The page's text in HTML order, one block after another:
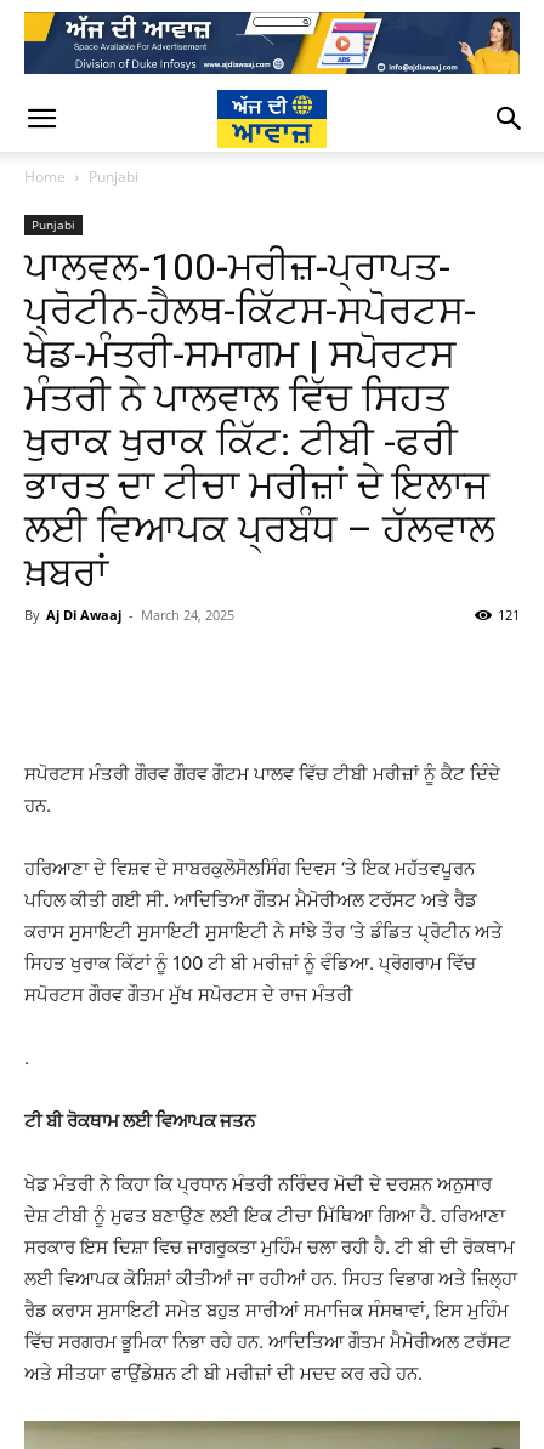
Home Punjabi
Punjabi
ਪਾਲਵਲ-100-ਮਰੀਜ਼-ਪ੍ਰਾਪਤ-
ਪ੍ਰੋਟੀਨ-ਹੈਲਥ-ਕਿੱਟਸ-ਸਪੋਰਟਸ-
ਖੇਡ-ਮੰਤਰੀ-ਸਮਾਗਮ | ਸਪੋਰਟਸ
ਮੰਤਰੀ ਨੇ ਪਾਲਵਾਲ ਵਿੱਚ ਸਿਹਤ
ਖੁਰਾਕ ਖੁਰਾਕ ਕਿੱਟ: ਟੀਬੀ -ਫਰੀ
ਭਾਰਤ ਦਾ ਟੀਚਾ ਮਰੀਜ਼ਾਂ ਦੇ ਇਲਾਜ
ਲਈ ਵਿਆਪਕ ਪ੍ਰਬੰਧ – ਹੱਲਵਾਲ
ਖ਼ਬਰਾਂ
By Aj Di Awaaj - March 24, 2025 121
ਸਪੋਰਟਸ ਮੰਤਰੀ ਗੌਰਵ ਗੌਰਵ ਗੌਟਮ ਪਾਲਵ ਵਿੱਚ ਟੀਬੀ ਮਰੀਜ਼ਾਂ ਨੂੰ ਕੈਟ ਦਿੰਦੇ
ਹਨ.
ਹਰਿਆਣਾ ਦੇ ਵਿਸ਼ਵ ਦੇ ਸਾਬਰਕੁਲੋਸੋਲਸਿੰਗ ਦਿਵਸ ‘ਤੇ ਇਕ ਮਹੱਤਵਪੂਰਨ
ਪਹਿਲ ਕੀਤੀ ਗਈ ਸੀ. ਆਦਿਤਿਆ ਗੌਤਮ ਮੈਮੋਰੀਅਲ ਟਰੱਸਟ ਅਤੇ ਰੈਡ
ਕਰਾਸ ਸੁਸਾਇਟੀ ਸੁਸਾਇਟੀ ਸੁਸਾਇਟੀ ਨੇ ਸਾਂਝੇ ਤੌਰ ‘ਤੇ ਡੰਡਿਤ ਪ੍ਰੋਟੀਨ ਅਤੇ
ਸਿਹਤ ਖੁਰਾਕ ਕਿੱਟਾਂ ਨੂੰ 100 ਟੀ ਬੀ ਮਰੀਜ਼ਾਂ ਨੂੰ ਵੰਡਿਆ. ਪ੍ਰੋਗਰਾਮ ਵਿੱਚ
ਸਪੋਰਟਸ ਗੌਰਵ ਗੌਤਮ ਮੁੱਖ ਸਪੋਰਟਸ ਦੇ ਰਾਜ ਮੰਤਰੀ
.
ਟੀ ਬੀ ਰੋਕਥਾਮ ਲਈ ਵਿਆਪਕ ਜਤਨ
ਖੇਡ ਮੰਤਰੀ ਨੇ ਕਿਹਾ ਕਿ ਪ੍ਰਧਾਨ ਮੰਤਰੀ ਨਰਿੰਦਰ ਮੋਦੀ ਦੇ ਦਰਸ਼ਨ ਅਨੁਸਾਰ
ਦੇਸ਼ ਟੀਬੀ ਨੂੰ ਮੁਫਤ ਬਣਾਉਣ ਲਈ ਇਕ ਟੀਚਾ ਮਿੱਥਿਆ ਗਿਆ ਹੈ. ਹਰਿਆਣਾ
ਸਰਕਾਰ ਇਸ ਦਿਸ਼ਾ ਵਿਚ ਜਾਗਰੂਕਤਾ ਮੁਹਿੰਮ ਚਲਾ ਰਹੀ ਹੈ. ਟੀ ਬੀ ਦੀ ਰੋਕਥਾਮ
ਲਈ ਵਿਆਪਕ ਕੋਸ਼ਿਸ਼ਾਂ ਕੀਤੀਆਂ ਜਾ ਰਹੀਆਂ ਹਨ. ਸਿਹਤ ਵਿਭਾਗ ਅਤੇ ਜ਼ਿਲ੍ਹਾ
ਰੈਡ ਕਰਾਸ ਸੁਸਾਇਟੀ ਸਮੇਤ ਬਹੁਤ ਸਾਰੀਆਂ ਸਮਾਜਿਕ ਸੰਸਥਾਵਾਂ, ਇਸ ਮੁਹਿੰਮ
ਵਿੱਚ ਸਰਗਰਮ ਭੂਮਿਕਾ ਨਿਭਾ ਰਹੇ ਹਨ. ਆਦਿਤਿਆ ਗੌਤਮ ਮੈਮੋਰੀਅਲ ਟਰੱਸਟ
ਅਤੇ ਸੀਤਯਾ ਫਾਉਂਡੇਸ਼ਨ ਟੀ ਬੀ ਮਰੀਜ਼ਾਂ ਦੀ ਮਦਦ ਕਰ ਰਹੇ ਹਨ.